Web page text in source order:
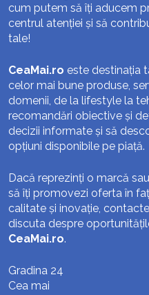
cum putem să îți aducem
centrul atenției și să
tale!
CeaMai.ro este destinația
celor mai bune produse,
domenii, de la lifestyle la
recomandări obiective și
decizii informate și să
opțiuni disponibile pe piață.
Dacă reprezinți o marcă
să îți promovezi oferta în
calitate și inovație,
discuta despre
CeaMai.ro.
Gradina 24
Cea mai